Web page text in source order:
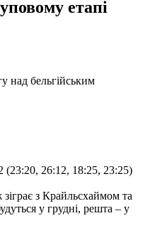
етапі
над бельгійським
(23:20, 26:12, 18:25, 23:25)
з Крайльсхаймом та
у грудні, решта – у